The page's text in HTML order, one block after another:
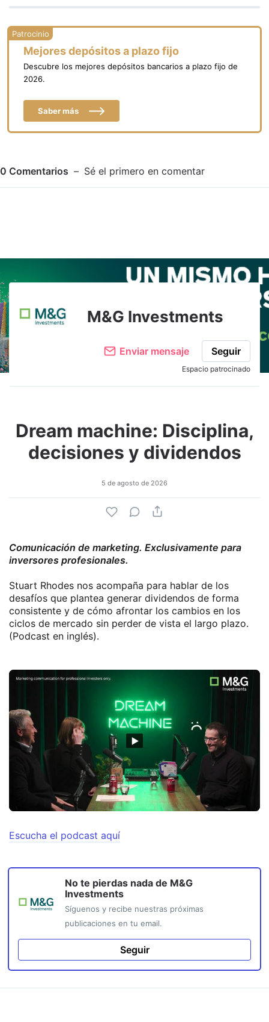
Mejores depósitos a plazo fijo
Descubre los mejores depósitos bancarios a plazo fijo de
2026.
Saber más
0 Comentarios Sé el primero en comentar
Adjuntar imagen Comentar
M&G Investments
Enviar mensaje Seguir
Espacio patrocinado
Dream machine: Disciplina,
decisiones y dividendos
5 de agosto de 2026
Comunicación de marketing. Exclusivamente para
inversores profesionales.
Stuart Rhodes nos acompaña para hablar de los
desafíos que plantea generar dividendos de forma
consistente y de cómo afrontar los cambios en los
ciclos de mercado sin perder de vista el largo plazo.
(Podcast en inglés).
Escucha el podcast aquí
No te pierdas nada de M&G
Investments
Síguenos y recibe nuestras próximas
publicaciones en tu email.
Seguir